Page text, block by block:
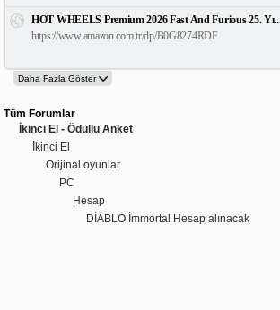
HOT WHEELS Premium 2026 Fast And Furious 25.
https://www.amazon.com.tr/dp/B0G8274RDF
Tüm Forumlar
İkinci El - Ödüllü Anket
İkinci El
Orijinal oyunlar
PC
Hesap
DİABLO İmmortal Hesap alınacak